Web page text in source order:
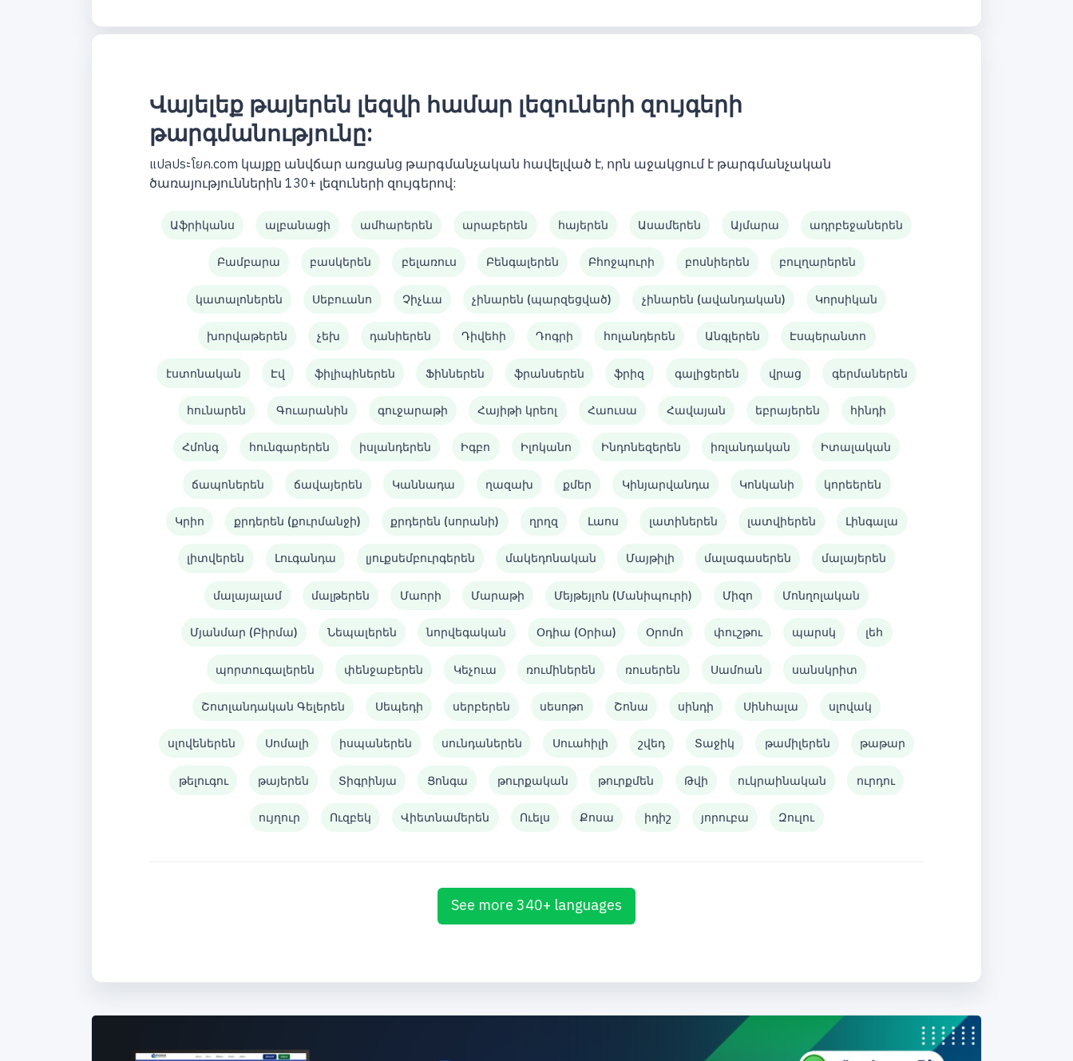
Վայելեք թայերեն լեզվի համար լեզուների զույգերի
թարգմանությունը:
แปลประโยค.com կայքը անվճար առցանց թարգմանչական հավելված է, որն աջակցում է թարգմանչական
ծառայություններին 130+ լեզուների զույգերով:
Աֆրիկանս ալբանացի ամհարերեն արաբերեն հայերեն Ասամերեն Այմարա ադրբեջաներեն
Բամբարա բասկերեն բելառուս Բենգալերեն Բհոջպուրի բոսնիերեն բուլղարերեն
կատալոներեն Սեբուանո Չիչևա չինարեն (պարզեցված) չինարեն (ավանդական) Կորսիկան
խորվաթերեն չեխ դանիերեն Դիվեհի Դոգրի հոլանդերեն Անգլերեն Էսպերանտո
էստոնական Էվ ֆիլիպիներեն Ֆիններեն ֆրանսերեն ֆրիզ գալիցերեն վրաց գերմաներեն
հունարեն Գուարանին գուջարաթի Հայիթի կրեոլ Հաուսա Հավայան եբրայերեն հինդի
Հմոնգ հունգարերեն իսլանդերեն Իգբո Իլոկանո Ինդոնեզերեն իռլանդական Իտալական
ճապոներեն ճավայերեն Կաննադա ղազախ քմեր Կինյարվանդա Կոնկանի կորեերեն
Կրիո քրդերեն (քուրմանջի) քրդերեն (սորանի) ղրղզ Լաոս լատիներեն լատվիերեն Լինգալա
լիտվերեն Լուգանդա լյուքսեմբուրգերեն մակեդոնական Մայթիլի մալագասերեն մալայերեն
մալայալամ մալթերեն Մաորի Մարաթի Մեյթեյլոն (Մանիպուրի) Միզո Մոնղոլական
Մյանմար (Բիրմա) Նեպալերեն նորվեգական Օդիա (Օրիա) Օրոմո փուշթու պարսկ լեհ
պորտուգալերեն փենջաբերեն Կեչուա ռումիներեն ռուսերեն Սամոան սանսկրիտ
Շոտլանդական Գելերեն Սեպեդի սերբերեն սեսոթո Շոնա սինդի Սինհալա սլովակ
սլովեներեն Սոմալի իսպաներեն սունդաներեն Սուահիլի շվեդ Տաջիկ թամիլերեն թաթար
թելուգու թայերեն Տիգրինյա Ցոնգա թուրքական թուրքմեն Թվի ուկրաինական ուրդու
ույղուր Ուզբեկ Վիետնամերեն Ուելս Քոսա իդիշ յորուբա Զուլու
See more 340+ languages